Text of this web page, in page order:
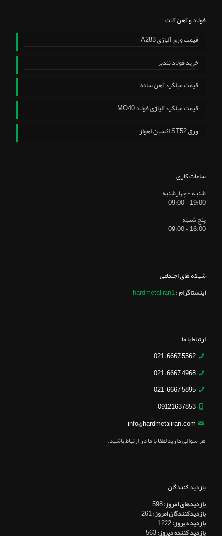
فولاد و آهن آلات
قیمت ورق آلیاژی A283
خرید فولاد تندبر
قیمت میلگرد آهن ساده
قیمت میلگرد آلیاژی فولاد MO40
ورق ST52 اکسین اهواز
ساعات کاری
شنبه - چهارشنبه
19:00 - 09:00
پنج شنبه
16:00 - 09:00
شبکه های اجتماعی
اینستاگرام:
hardmetaliran1
ارتباط با ما
5562 6667 – 021
4968 6667 – 021
5895 6667 – 021
09121637853
info@hardmetaliran.com
هر سوالی دارید لطفا با ما در ارتباط باشید.
بازدید کنندگان
بازدیدهای امروز:598
بازدیدکنندگان امروز:261
بازدید دیروز:1,222
بازدید کننده دیروز:563